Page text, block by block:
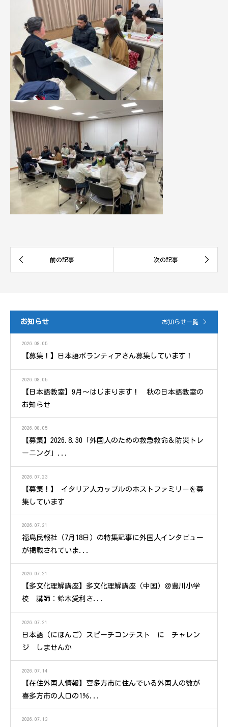
お知らせ お知らせ一覧
2026.08.05
【募集！】日本語ボランティアさん募集しています！
2026.08.05
【日本語教室】9月～はじまります！ 秋の日本語教室の
お知らせ
2026.08.05
【募集】2026.8.30「外国人のための救急救命＆防災トレ
ーニング」...
2026.07.23
【募集！】 イタリア人カップルのホストファミリーを募
集しています
2026.07.21
福島民報社（7月18日）の特集記事に外国人インタビュー
が掲載されていま...
2026.07.21
【多文化理解講座】多文化理解講座（中国）＠豊川小学
校 講師：鈴木愛利さ...
2026.07.21
日本語（にほんご）スピーチコンテスト に チャレン
ジ しませんか
2026.07.14
【在住外国人情報】喜多方市に住んでいる外国人の数が
喜多方市の人口の1％...
2026.07.13